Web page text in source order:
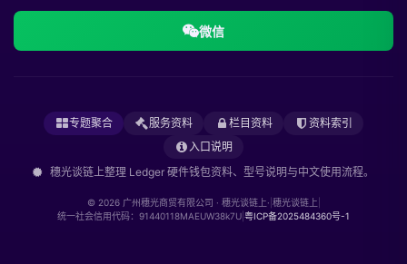
微信
专题聚合 服务资料 栏目资料
资料索引
入口说明
穗光谈链上整理 Ledger 硬件钱包资料、型号说明与中文使用流程。
© 2026 广州穗光商贸有限公司 · 穗光谈链上· 穗光谈链上
统一社会信用代码：91440118MAEUW38k7U 粤ICP备2025484360号-1